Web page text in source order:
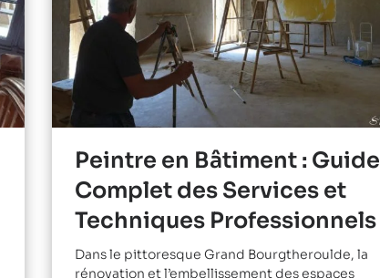
Peintre en Bâtiment : Guide
Complet des Services et
Techniques Professionnels
Dans le pittoresque Grand Bourgtheroulde, la
rénovation et l’embellissement des espaces